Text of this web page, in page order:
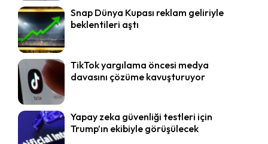
Snap Dünya Kupası reklam geliriyle
beklentileri aştı
TikTok yargılama öncesi medya
davasını çözüme kavuşturuyor
Yapay zeka güvenliği testleri için
Trump’ın ekibiyle görüşülecek